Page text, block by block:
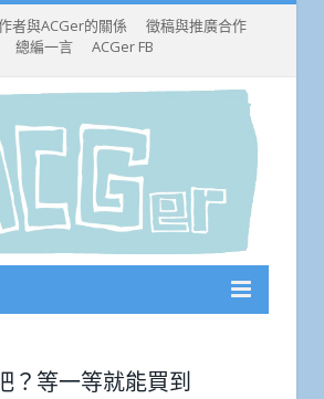
者與ACGer的關係
徵稿與推廣合作
總編一言
ACGer FB
？等一等就能買到